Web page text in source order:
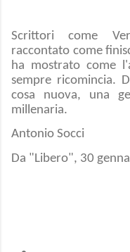
Scrittori come
raccontato come
ha mostrato come
sempre ricomincia.
cosa nuova, una
millenaria.
Antonio Socci
Da "Libero", 30